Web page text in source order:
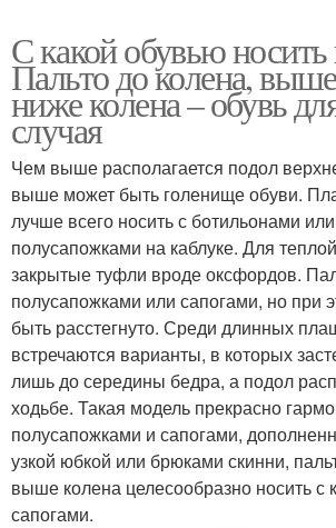
С какой обувью носить
Пальто до колена,
ниже колена – обувь
случая
Чем выше располагается подол
выше может быть голенище обуви.
лучше всего носить с ботильонами
полусапожками на каблуке. Для
закрытые туфли вроде оксфордов.
полусапожками или сапогами, но при
быть расстегнуто. Среди длинных
встречаются варианты, в которых
лишь до середины бедра, а подол
ходьбе. Такая модель прекрасно
полусапожками и сапогами,
узкой юбкой или брюками скинни,
выше колена целесообразно носить с
сапогами.